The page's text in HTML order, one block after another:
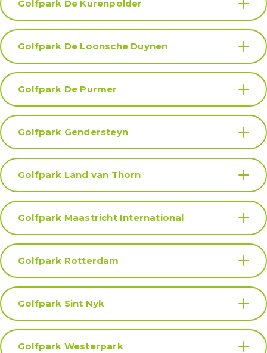
Golfpark De Kurenpolder
Golfpark De Loonsche Duynen
Golfpark De Purmer
Golfpark Gendersteyn
Golfpark Land van Thorn
Golfpark Maastricht International
Golfpark Rotterdam
Golfpark Sint Nyk
Golfpark Westerpark